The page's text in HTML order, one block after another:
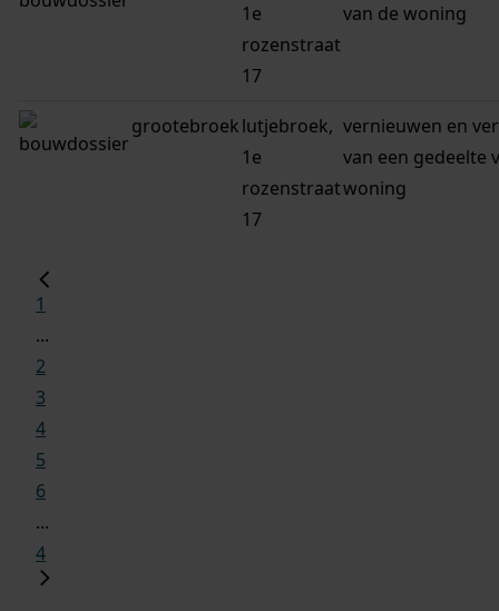
1e
rozenstraat
17
van de woning
grootebroeklutjebroek,
1e
rozenstraat
17
vernieuwen en
van een gedeelte
woning
1
...
2
3
4
5
6
...
4